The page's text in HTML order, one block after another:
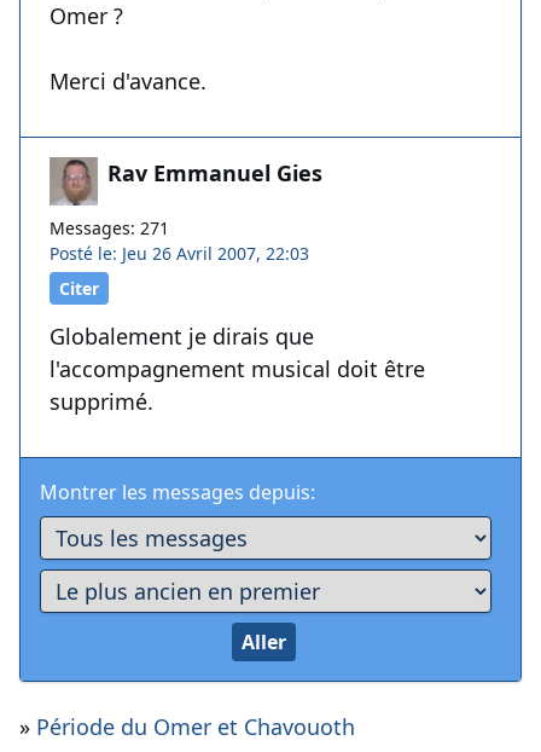
Omer ?
Merci d'avance.
Rav Emmanuel Gies
Messages: 271
Posté le: Jeu 26 Avril 2007, 22:03
Citer
Globalement je dirais que
l'accompagnement musical doit être
supprimé.
Montrer les messages depuis:
» Période du Omer et Chavouoth